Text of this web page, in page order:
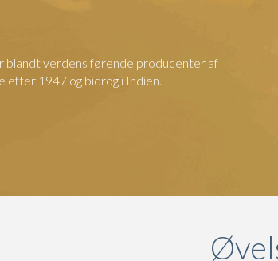
blandt verdens førende producenter af
efter 1947 og bidrog i Indien.